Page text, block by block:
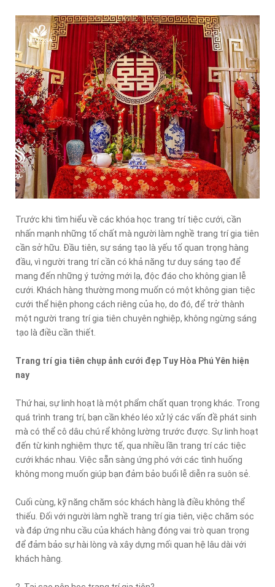
Trước khi tìm hiểu về các khóa học trang trí tiệc cưới, cần
nhấn mạnh những tố chất mà người làm nghề trang trí gia tiên
cần sở hữu. Đầu tiên, sự sáng tạo là yếu tố quan trọng hàng
đầu, vì người trang trí cần có khả năng tư duy sáng tạo để
mang đến những ý tưởng mới lạ, độc đáo cho không gian lễ
cưới. Khách hàng thường mong muốn có một không gian tiệc
cưới thể hiện phong cách riêng của họ, do đó, để trở thành
một người trang trí gia tiên chuyên nghiệp, không ngừng sáng
tạo là điều cần thiết.
Trang trí gia tiên chụp ảnh cưới đẹp Tuy Hòa Phú Yên hiện
nay
Thứ hai, sự linh hoạt là một phẩm chất quan trọng khác. Trong
quá trình trang trí, bạn cần khéo léo xử lý các vấn đề phát sinh
mà có thể cô dâu chú rể không lường trước được. Sự linh hoạt
đến từ kinh nghiệm thực tế, qua nhiều lần trang trí các tiệc
cưới khác nhau. Việc sẵn sàng ứng phó với các tình huống
không mong muốn giúp bạn đảm bảo buổi lễ diễn ra suôn sẻ.
Cuối cùng, kỹ năng chăm sóc khách hàng là điều không thể
thiếu. Đối với người làm nghề trang trí gia tiên, việc chăm sóc
và đáp ứng nhu cầu của khách hàng đóng vai trò quan trọng
để đảm bảo sự hài lòng và xây dựng mối quan hệ lâu dài với
khách hàng.